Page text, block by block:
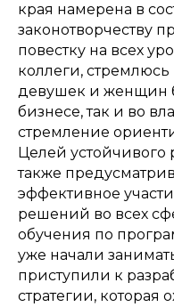
края намерена в
законотворчеству
повестку на всех
коллеги,
девушек и женщин
бизнесе, так и во
стремление
Целей
также
эффективное
решений во всех
обучения по
уже начали
приступили к
стратегии, которая
АНО «Россия — страна
Мастерская
Читать